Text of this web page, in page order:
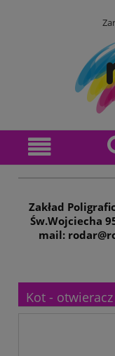
Zakład
Św.Wojciecha
mail:
Kot -